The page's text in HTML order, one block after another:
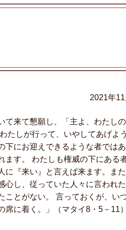
2021年11
て来て懇願し、「主よ、わたし
たしが行って、いやしてあげよ
にお迎えできるような者ではあ
ます。 わたしも権威の下にある
に『来い』と言えば来ます。ま
し、従っていた人々に言われた
とがない。 言っておくが、いつ
に着く。」（マタイ8・5－11）